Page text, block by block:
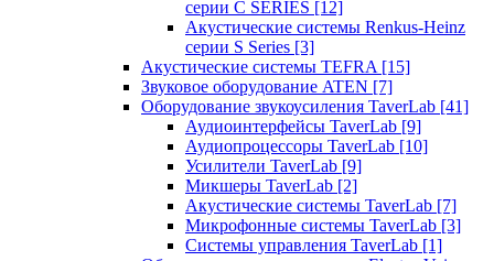
серии C SERIES [12]
Акустические системы Renkus-Heinz
серии S Series [3]
Акустические системы TEFRA [15]
Звуковое оборудование ATEN [7]
Оборудование звукоусиления TaverLab [41]
Аудиоинтерфейсы TaverLab [9]
Аудиопроцессоры TaverLab [10]
Усилители TaverLab [9]
Микшеры TaverLab [2]
Акустические системы TaverLab [7]
Микрофонные системы TaverLab [3]
Системы управления TaverLab [1]